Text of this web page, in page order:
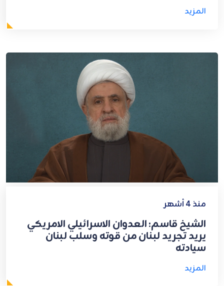
المزيد
منذ 4 أشهر
الشيخ قاسم: العدوان الاسرائيلي الامريكي
يريد تجريد لبنان من قوته وسلب لبنان
سيادته
المزيد